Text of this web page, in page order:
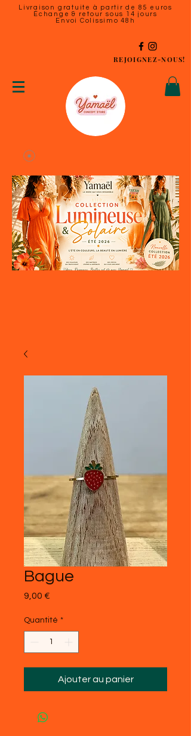
Livraison gratuite à partir de 85 euros
Échange & retour sous 14 jours
Envoi Colissimo 48h
REJOIGNEZ-NOUS!
Bague
9,00 €
Quantité *
Ajouter au panier